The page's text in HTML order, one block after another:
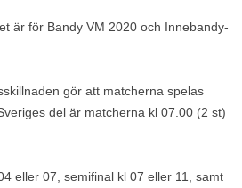
är för Bandy VM 2020 och Innebandy-
gör att matcherna spelas
del är matcherna kl 07.00 (2 st)
eller 07, semifinal kl 07 eller 11, samt